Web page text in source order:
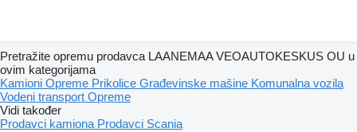
Pretražite opremu prodavca LAANEMAA VEOAUTOKESKUS OU u
ovim kategorijama
Kamioni Opreme Prikolice Građevinske mašine Komunalna vozila
Vodeni transport Opreme
Vidi također
Prodavci kamiona Prodavci Scania